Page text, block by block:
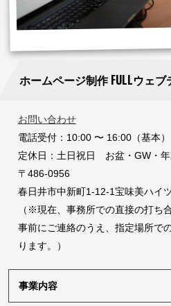
ホームページ制作 FULLウェ
お問い合わせ
電話受付：10:00 〜 16:00（基本）
定休日：土日祝日 お盆・GW・
〒486-0956
春日井市中新町1-12-1宝味美ハイ
（※現在、事務所での直接の打ち
事前にご連絡のうえ、指定場所で
ります。）
事業内容